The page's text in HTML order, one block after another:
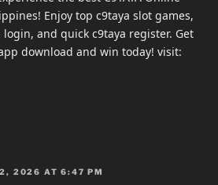
Enjoy top c9taya slot games,
login, and quick c9taya register. Get
download and win today! visit:
2, 2026 AT 6:47 PM